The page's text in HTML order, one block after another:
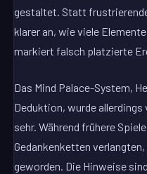
gestaltet. Statt
klarer an, wie viele
markiert falsch platzierte
Das Mind Palace-System,
Deduktion, wurde
sehr. Während frühere
Gedankenketten
geworden. Die Hinweise